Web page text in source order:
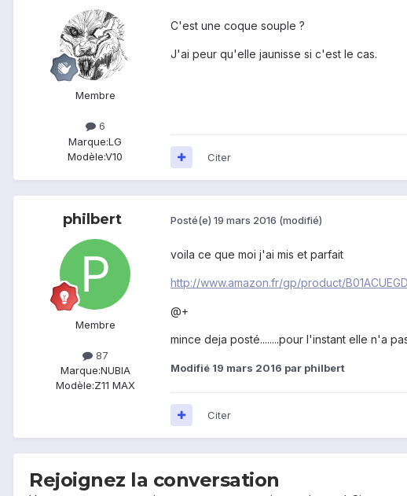
Membre
6
Marque:LG
Modèle:V10
C'est une coque souple ?
J'ai peur qu'elle jaunisse si c'est le cas.
Citer
philbert
Membre
87
Marque:NUBIA
Modèle:Z11 MAX
Posté(e) 19 mars 2016 (modifié)
voila ce que moi j'ai mis et parfait
http://www.amazon.fr/gp/product/
@+
mince deja posté........pour l'instant elle n'a
Modifié 19 mars 2016 par philbert
Citer
Rejoignez la conversation